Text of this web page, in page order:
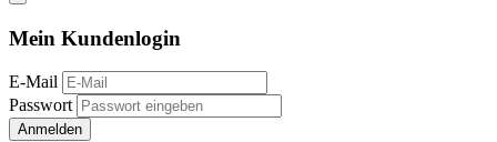
Mein Kundenlogin
E-Mail
Passwort
Anmelden